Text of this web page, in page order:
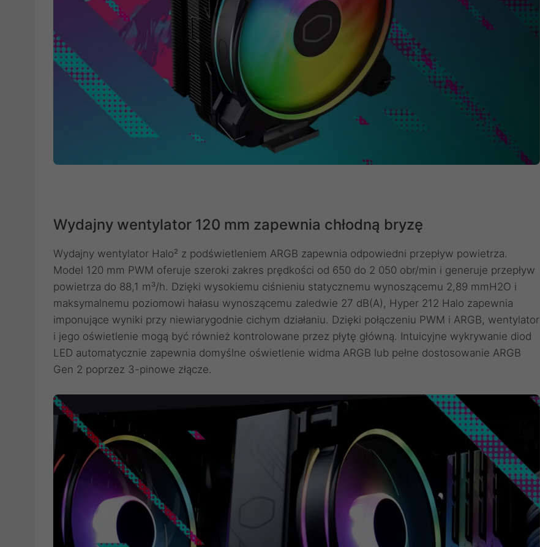
Wydajny wentylator 120 mm zapewnia chłodną bryzę
Wydajny wentylator Halo² z podświetleniem ARGB zapewnia odpowiedni przepływ powietrza.
Model 120 mm PWM oferuje szeroki zakres prędkości od 650 do 2 050 obr/min i generuje przepływ
powietrza do 88,1 m³/h. Dzięki wysokiemu ciśnieniu statycznemu wynoszącemu 2,89 mmH2O i
maksymalnemu poziomowi hałasu wynoszącemu zaledwie 27 dB(A), Hyper 212 Halo zapewnia
imponujące wyniki przy niewiarygodnie cichym działaniu. Dzięki połączeniu PWM i ARGB, wentylator
i jego oświetlenie mogą być również kontrolowane przez płytę główną. Intuicyjne wykrywanie diod
LED automatycznie zapewnia domyślne oświetlenie widma ARGB lub pełne dostosowanie ARGB
Gen 2 poprzez 3-pinowe złącze.